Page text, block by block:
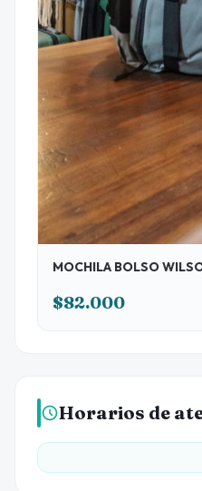
MOCHILA BOLSO
$82.000
Horarios de